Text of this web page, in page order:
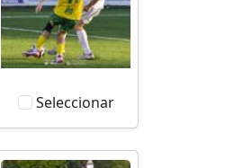
Seleccionar